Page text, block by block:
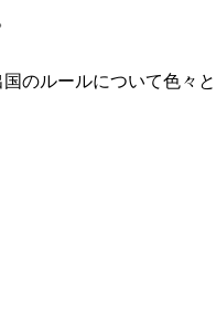
のルールについて色々と